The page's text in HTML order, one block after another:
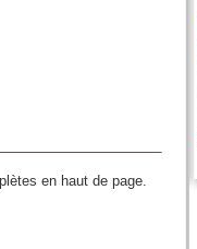
en haut de page.